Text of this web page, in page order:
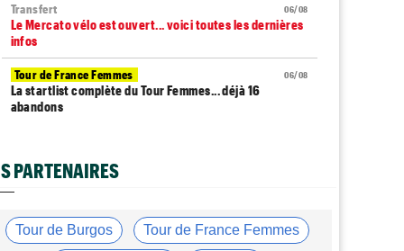
06/08
Transfert
Le Mercato vélo est ouvert... voici toutes les dernières
infos
06/08
Tour de France Femmes
La startlist complète du Tour Femmes... déjà 16
abandons
profil…
La surprise Francisco Campos remporte la 1ère étape
PARTENAIRES
Tour de Burgos Tour de France Femmes